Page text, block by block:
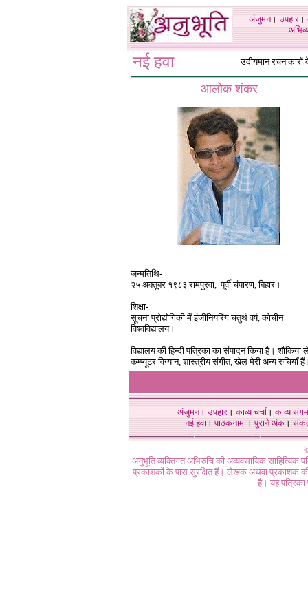
अंजुमन।उपहार।
नई हवा उदीयमान
आलोक शंकर
जन्मतिथि-
२५ अक्तूबर १९८३ रामपुरवा, पूर्वी चंपारण, बिहार।
शिक्षा-
सूचना प्रोद्योगिकी में इंजीनियरिंग चतुर्थ वर्ष, कोचीन
विश्वविद्यालय।
विद्यालय की हिन्दी पत्रिका का संपादन किया है।
कम्प्यूटर विग्यान, शास्त्रीय संगीत, खेल मेरी अन्य रुचियाँ
अंजुमन।उपहार।काव्य चर्चा।काव्य संगम
नई हवा। पाठकनामा। पुराने अंक।
अनुभूति व्यक्तिगत अभिरुचि की अव्यवसायिक
प्रकाशकों के पास सुरक्षित हैं। लेखक अथवा प्रकाशक की
है। यह पत्रिका